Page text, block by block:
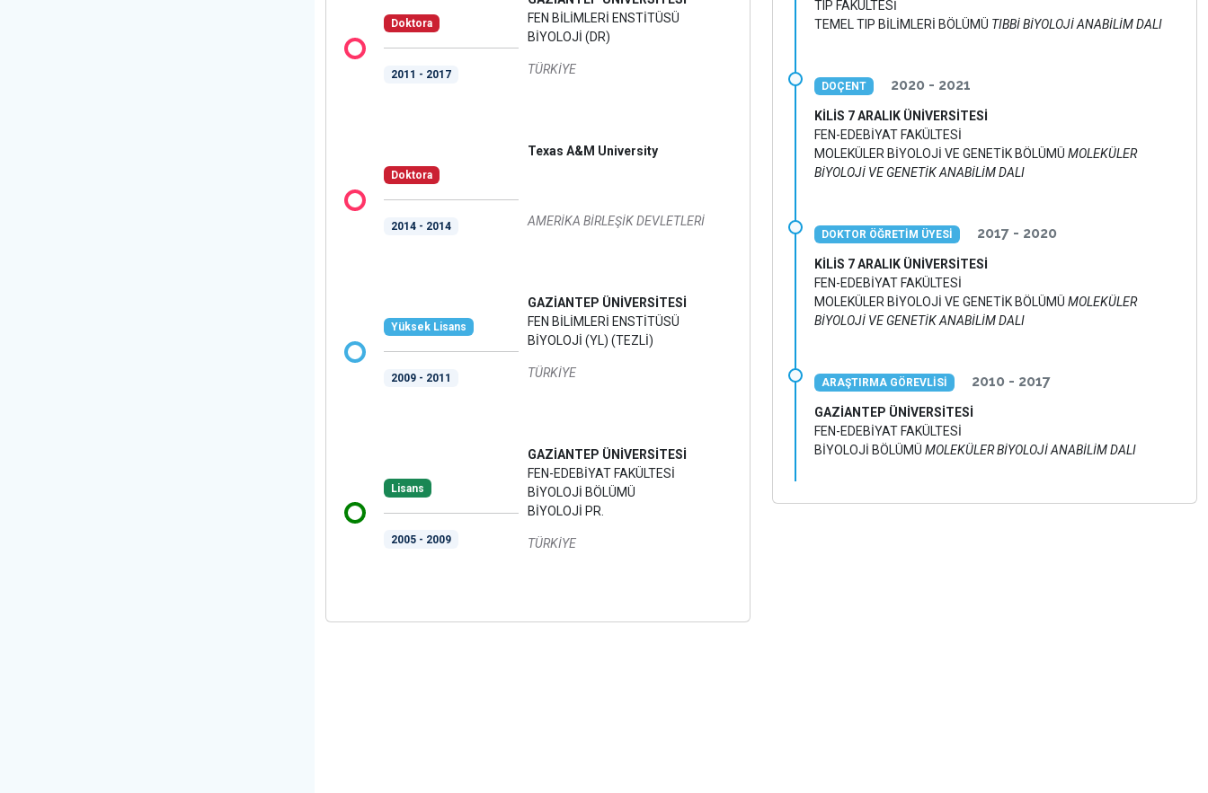
Doktora
2011 - 2017
FEN BİLİMLERİ ENSTİTÜSÜ
BİYOLOJİ (DR)
TÜRKİYE
Doktora
2014 - 2014
Texas A&M University
AMERİKA BİRLEŞİK DEVLETLERİ
Yüksek Lisans
2009 - 2011
GAZİANTEP ÜNİVERSİTESİ
FEN BİLİMLERİ ENSTİTÜSÜ
BİYOLOJİ (YL) (TEZLİ)
TÜRKİYE
Lisans
2005 - 2009
GAZİANTEP ÜNİVERSİTESİ
FEN-EDEBİYAT FAKÜLTESİ
BİYOLOJİ BÖLÜMÜ
BİYOLOJİ PR.
TÜRKİYE
TIP FAKÜLTESİ
TEMEL TIP BİLİMLERİ BÖLÜMÜ TIBBİ BİYOLOJİ ANABİLİM DALI
DOÇENT 2020 - 2021
KİLİS 7 ARALIK ÜNİVERSİTESİ
FEN-EDEBİYAT FAKÜLTESİ
MOLEKÜLER BİYOLOJİ VE GENETİK BÖLÜMÜ MOLEKÜLER
BİYOLOJİ VE GENETİK ANABİLİM DALI
DOKTOR ÖĞRETİM ÜYESİ 2017 - 2020
KİLİS 7 ARALIK ÜNİVERSİTESİ
FEN-EDEBİYAT FAKÜLTESİ
MOLEKÜLER BİYOLOJİ VE GENETİK BÖLÜMÜ MOLEKÜLER
BİYOLOJİ VE GENETİK ANABİLİM DALI
ARAŞTIRMA GÖREVLİSİ 2010 - 2017
GAZİANTEP ÜNİVERSİTESİ
FEN-EDEBİYAT FAKÜLTESİ
BİYOLOJİ BÖLÜMÜ MOLEKÜLER BİYOLOJİ ANABİLİM DALI